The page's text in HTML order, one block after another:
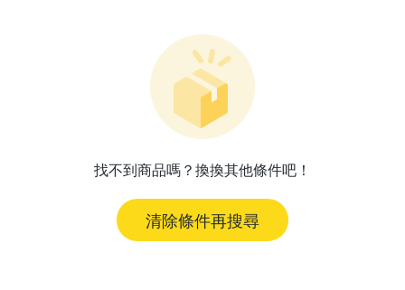
找不到商品嗎？換換其他條件吧！
清除條件再搜尋